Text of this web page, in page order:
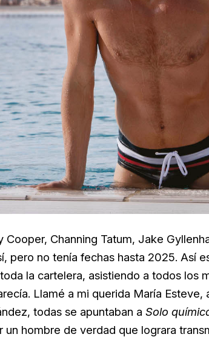
Cooper, Channing Tatum, Jake
pero no tenía fechas hasta 2025. Así
la cartelera, asistiendo a todos los
Llamé a mi querida María Esteve,
todas se apuntaban a Solo
un hombre de verdad que lograra